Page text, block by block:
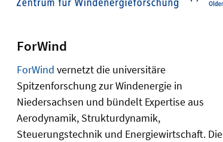
ForWind
ForWind vernetzt die universitäre
Spitzenforschung zur Windenergie in
Niedersachsen und bündelt Expertise aus
Aerodynamik, Strukturdynamik,
Steuerungstechnik und Energiewirtschaft. Die